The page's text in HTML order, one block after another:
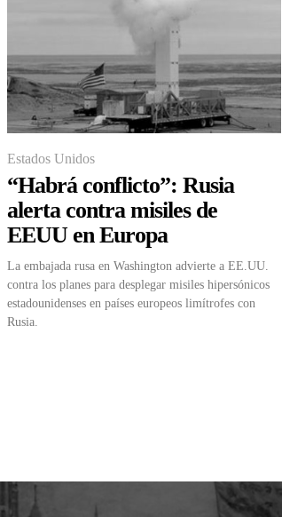
Estados Unidos
“Habrá conflicto”: Rusia
alerta contra misiles de
EEUU en Europa
La embajada rusa en Washington advierte a EE.UU.
contra los planes para desplegar misiles hipersónicos
estadounidenses en países europeos limítrofes con
Rusia.